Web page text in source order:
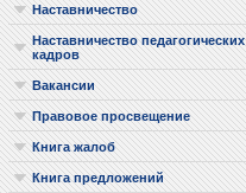
Наставничество
Наставничество педагогических
кадров
Вакансии
Правовое просвещение
Книга жалоб
Книга предложений